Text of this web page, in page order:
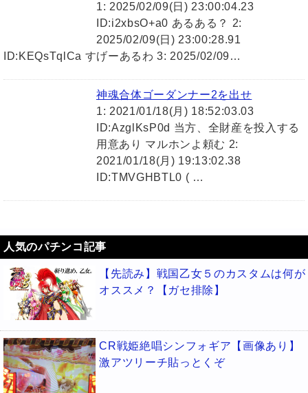
1: 2025/02/09(日) 23:00:04.23
ID:i2xbsO+a0 あるある？ 2:
2025/02/09(日) 23:00:28.91
ID:KEQsTqlCa すげーあるわ 3: 2025/02/09…
神魂合体ゴーダンナー2を出せ
1: 2021/01/18(月) 18:52:03.03
ID:AzglKsP0d 当方、全財産を投入する
用意あり マルホンよ頼む 2:
2021/01/18(月) 19:13:02.38
ID:TMVGHBTL0 ( …
人気のパチンコ記事
【先読み】戦国乙女５のカスタムは何が
オススメ？【ガセ排除】
CR戦姫絶唱シンフォギア【画像あり】
激アツリーチ貼っとくぞ